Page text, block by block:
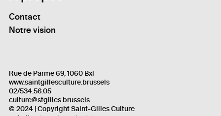
Contact
Notre vision
Rue de Parme 69, 1060 Bxl
www.saintgillesculture.brussels
02/534.56.05
culture@stgilles.brussels
© 2024 | Copyright Saint-Gilles Culture